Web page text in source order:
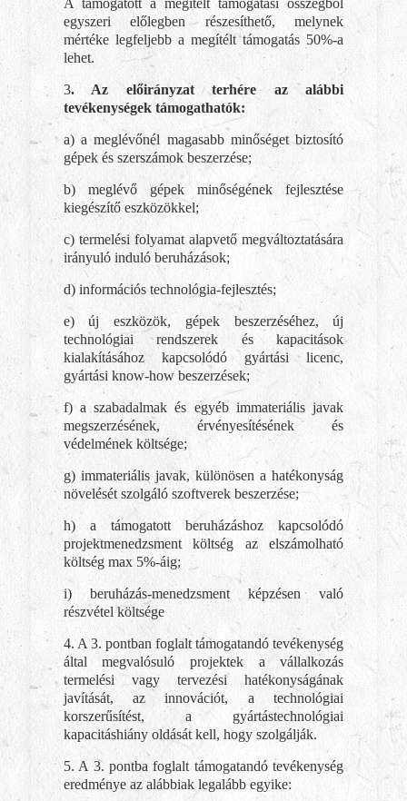
A támogatott a megítélt támogatási összegből
egyszeri előlegben részesíthető, melynek
mértéke legfeljebb a megítélt támogatás 50%-a
lehet.
3. Az előirányzat terhére az alábbi
tevékenységek támogathatók:
a) a meglévőnél magasabb minőséget biztosító
gépek és szerszámok beszerzése;
b) meglévő gépek minőségének fejlesztése
kiegészítő eszközökkel;
c) termelési folyamat alapvető megváltoztatására
irányuló induló beruházások;
d) információs technológia-fejlesztés;
e) új eszközök, gépek beszerzéséhez, új
technológiai rendszerek és kapacitások
kialakításához kapcsolódó gyártási licenc,
gyártási know-how beszerzések;
f) a szabadalmak és egyéb immateriális javak
megszerzésének, érvényesítésének és
védelmének költsége;
g) immateriális javak, különösen a hatékonyság
növelését szolgáló szoftverek beszerzése;
h) a támogatott beruházáshoz kapcsolódó
projektmenedzsment költség az elszámolható
költség max 5%-áig;
i) beruházás-menedzsment képzésen való
részvétel költsége
4. A 3. pontban foglalt támogatandó tevékenység
által megvalósuló projektek a vállalkozás
termelési vagy tervezési hatékonyságának
javítását, az innovációt, a technológiai
korszerűsítést, a gyártástechnológiai
kapacitáshiány oldását kell, hogy szolgálják.
5. A 3. pontba foglalt támogatandó tevékenység
eredménye az alábbiak legalább egyike: